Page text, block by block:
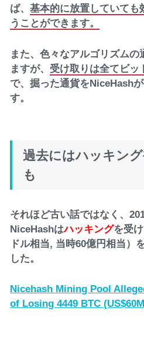
ば、基本的に放置していても
うことができます。
また、色々なアルゴリズム
ますが、 受け取りは全てビッ
で、掘った通貨をNiceHash
す。
過去にはハッキン
も
それほど古い話ではなく、
NiceHashはハッキングを受
ドル相当, 当時60億円相当）
した。
Nicehash Mining Pool
of Losing 4449 BTC